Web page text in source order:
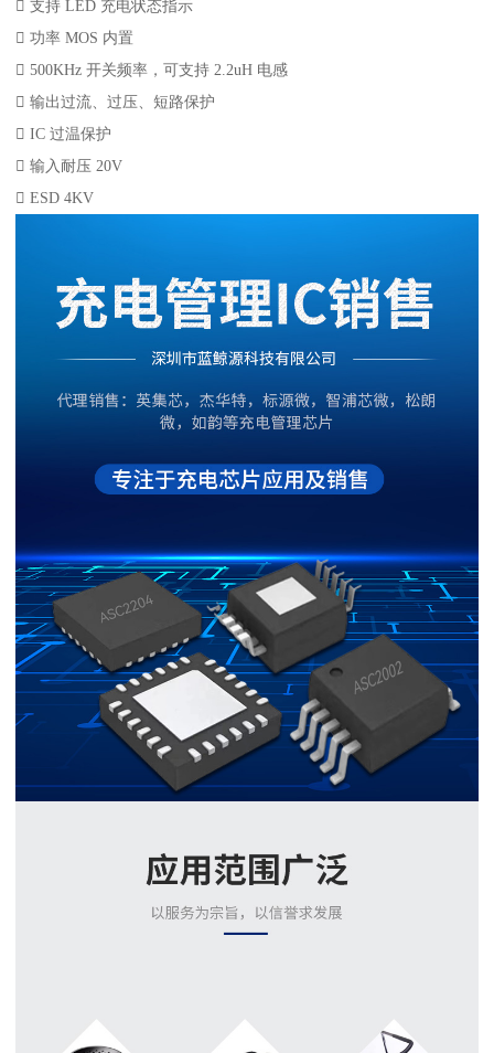
 支持 LED 充电状态指示
 功率 MOS 内置
 500KHz 开关频率，可支持 2.2uH 电感
 输出过流、过压、短路保护
 IC 过温保护
 输入耐压 20V
 ESD 4KV